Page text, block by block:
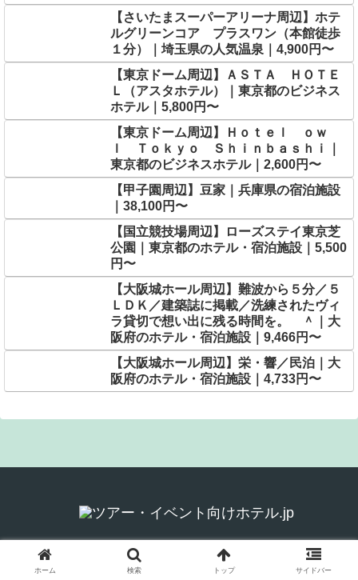
【さいたまスーパーアリーナ周辺】ホテ
ルグリーンコア プラスワン（本館徒歩
１分）｜埼玉県の人気温泉｜4,900円〜
【東京ドーム周辺】ＡＳＴＡ ＨＯＴＥ
Ｌ（アスタホテル）｜東京都のビジネス
ホテル｜5,800円〜
【東京ドーム周辺】Ｈｏｔｅｌ ｏｗ
ｌ Ｔｏｋｙｏ Ｓｈｉｎｂａｓｈｉ｜
東京都のビジネスホテル｜2,600円〜
【甲子園周辺】豆家｜兵庫県の宿泊施設
｜38,100円〜
【国立競技場周辺】ローズステイ東京芝
公園｜東京都のホテル・宿泊施設｜5,500
円〜
【大阪城ホール周辺】難波から５分／５
ＬＤＫ／建築誌に掲載／洗練されたヴィ
ラ貸切で想い出に残る時間を。 ＾｜大
阪府のホテル・宿泊施設｜9,466円〜
【大阪城ホール周辺】栄・響／民泊｜大
阪府のホテル・宿泊施設｜4,733円〜
© 2026 ツアー・イベント向けホテル.jp.
ホーム 検索 トップ サイドバー